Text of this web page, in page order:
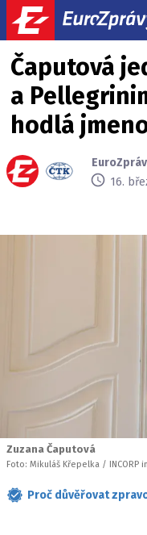
Čaputová
a
hodlá
16.
Zuzana Čaputová
Foto: Mikuláš Křepelka / INCORP
Proč důvěřovat